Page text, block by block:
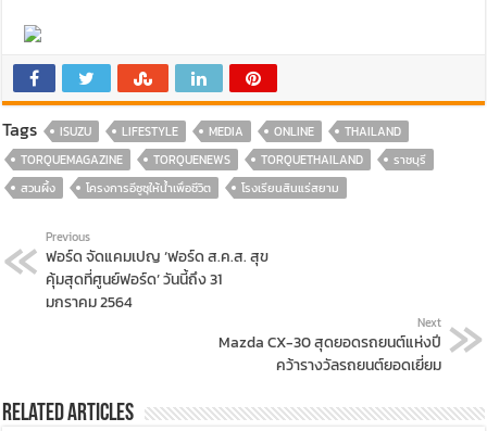
Tags ISUZU LIFESTYLE MEDIA ONLINE
THAILAND
TORQUEMAGAZINE
TORQUENEWS TORQUETHAILAND
ราชบุรี
สวนผึ้ง
โครงการอีซูซุให้น้ำเพื่อชีวิต โรงเรียนสินแร่สยาม
Previous
ฟอร์ด จัดแคมเปญ ‘ฟอร์ด ส.ค.ส. สุข
คุ้มสุดที่ศูนย์ฟอร์ด’ วันนี้ถึง 31
มกราคม 2564
Next
Mazda CX-30 สุดยอดรถยนต์แห่งปี
คว้ารางวัลรถยนต์ยอดเยี่ยม
Related Articles